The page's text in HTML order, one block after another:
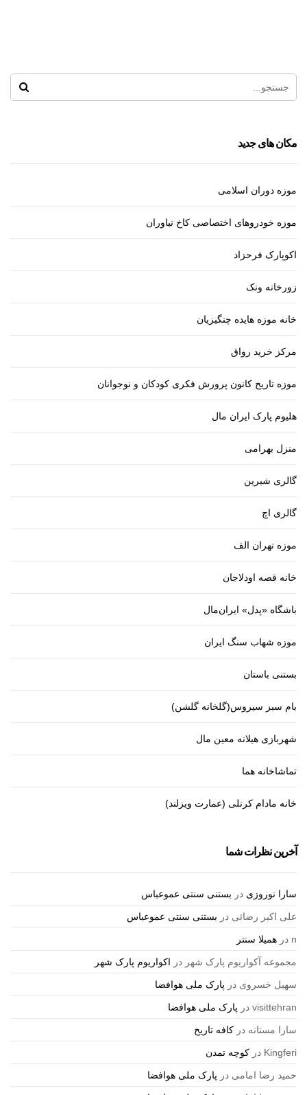
مکان های جدید
موزه دوران اسلامی
موزه خودروهای اختصاصی کاخ نیاوران
اکوپارک فرحزاد
زورخانه ونک
خانه موزه هایده چنگیزیان
مرکز خرید رواق
موزه تاریخ کانون پرورش فکری کودکان و نوجوانان
هلیوم پارک ایران مال
منزل بهرامی
گالری شیرین
گالری اچ
موزه تهران الف
خانه قصه اودلاجان
باشگاه «پدل» ایران‌مال
موزه شهاب سنگ ایران
بستنی باستان
بام سبز سیروس(گلخانه گلشن)
شهربازی هیلانه معین مال
تماشاخانه هما
خانه مادام کرنلی (عمارت ویزلند)
آخرین نظرات شما
سارا نوروزی در بستنی سنتی عموعباس
علی اکبر رضائی در بستنی سنتی عموعباس
n در همیلا سنتر
مجموعه آکواریوم پارک شهر در اکواریوم پارک شهر
سهیل خسروی در پارک ملی هوافضا
visittehran در پارک ملی هوافضا
سارا مستانه در کافه تاریخ
Kingferi در کوچه تمدن
حمید رضا امامی در پارک ملی هوافضا